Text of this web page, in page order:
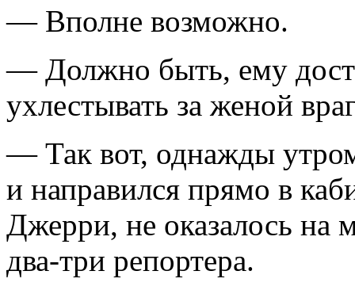
— Вполне возможно.
— Должно быть, ему
ухлестывать за женой
— Так вот, однажды
и направился прямо в
Джерри, не оказалось на
два-три репортера.